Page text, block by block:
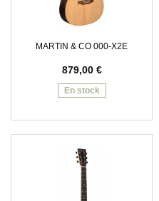
MARTIN & CO 000-X2E
879,00 €
En stock